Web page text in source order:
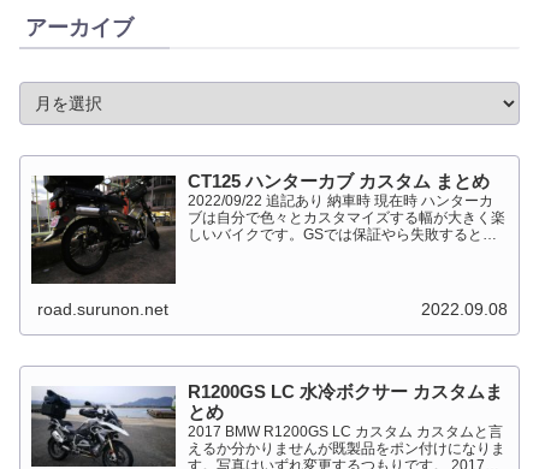
アーカイブ
CT125 ハンターカブ カスタム まとめ
2022/09/22 追記あり 納車時 現在時 ハンターカ
ブは自分で色々とカスタマイズする幅が大きく楽
しいバイクです。GSでは保証やら失敗すると高
road.surunon.net 2022.09.08
R1200GS LC 水冷ボクサー カスタムま
とめ
2017 BMW R1200GS LC カスタム カスタムと言
えるか分かりませんが既製品をポン付けになりま
す。写真はいずれ変更するつもりです。 2017